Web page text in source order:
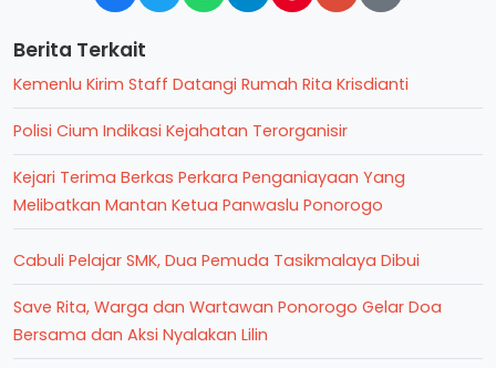
Berita Terkait
Kemenlu Kirim Staff Datangi Rumah Rita Krisdianti
Polisi Cium Indikasi Kejahatan Terorganisir
Kejari Terima Berkas Perkara Penganiayaan Yang
Melibatkan Mantan Ketua Panwaslu Ponorogo
Cabuli Pelajar SMK, Dua Pemuda Tasikmalaya Dibui
Save Rita, Warga dan Wartawan Ponorogo Gelar Doa
Bersama dan Aksi Nyalakan Lilin